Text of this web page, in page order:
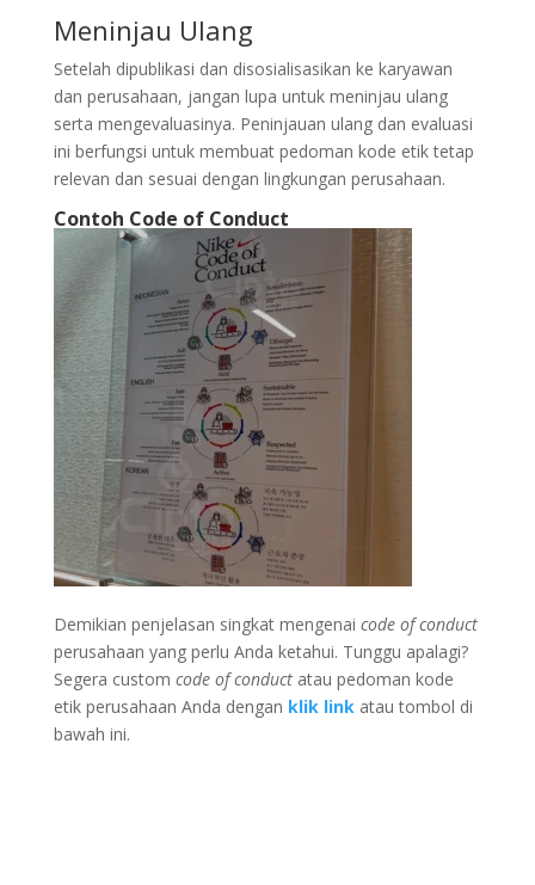
Meninjau Ulang
Setelah dipublikasi dan disosialisasikan ke karyawan
dan perusahaan, jangan lupa untuk meninjau ulang
serta mengevaluasinya. Peninjauan ulang dan evaluasi
ini berfungsi untuk membuat pedoman kode etik tetap
relevan dan sesuai dengan lingkungan perusahaan.
Contoh Code of Conduct
Demikian penjelasan singkat mengenai code of conduct
perusahaan yang perlu Anda ketahui. Tunggu apalagi?
Segera custom code of conductatau pedoman kode
etik perusahaan Anda dengan klik linkatau tombol di
bawah ini.